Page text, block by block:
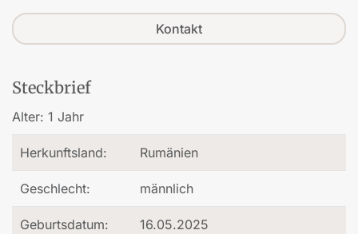
Kontakt
Steckbrief
Alter: 1 Jahr
Herkunftsland: Rumänien
Geschlecht: männlich
Geburtsdatum: 16.05.2025